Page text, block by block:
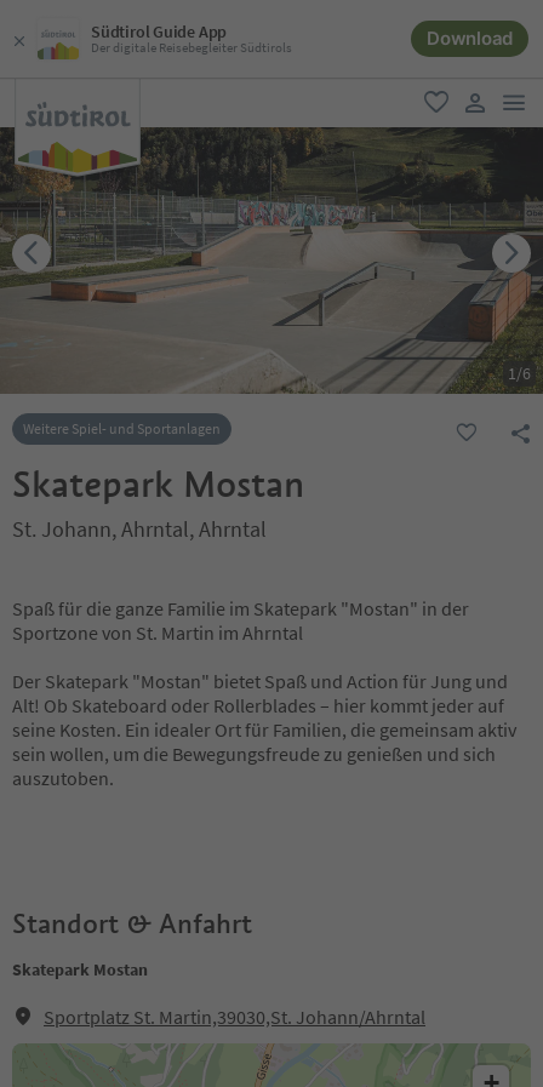
Südtirol Guide App
Der digitale Reisebegleiter Südtirols Download
favorit
user link
1/6
Weitere Spiel- und Sportanlagen
Skatepark Mostan
St. Johann, Ahrntal, Ahrntal
Spaß für die ganze Familie im Skatepark "Mostan" in der
Sportzone von St. Martin im Ahrntal
Der Skatepark "Mostan" bietet Spaß und Action für Jung und
Alt! Ob Skateboard oder Rollerblades – hier kommt jeder auf
seine Kosten. Ein idealer Ort für Familien, die gemeinsam aktiv
sein wollen, um die Bewegungsfreude zu genießen und sich
auszutoben.
Standort & Anfahrt
Skatepark Mostan
Sportplatz St. Martin,39030,St. Johann/Ahrntal